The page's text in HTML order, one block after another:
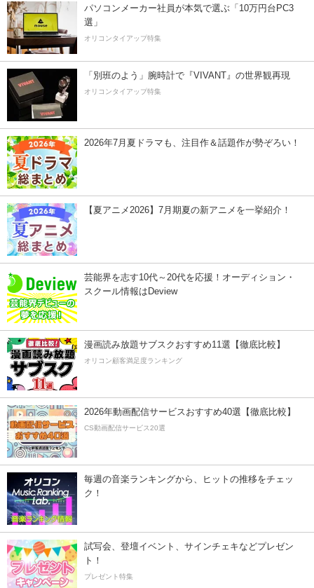
パソコンメーカー社員が本気で選ぶ「10万円台PC3
選」
オリコンタイアップ特集
「別班のよう」腕時計で『VIVANT』の世界観再現
オリコンタイアップ特集
2026年7月夏ドラマも、注目作＆話題作が勢ぞろい！
【夏アニメ2026】7月期夏の新アニメを一挙紹介！
芸能界を志す10代～20代を応援！オーディション・
スクール情報はDeview
漫画読み放題サブスクおすすめ11選【徹底比較】
オリコン顧客満足度ランキング
2026年動画配信サービスおすすめ40選【徹底比較】
CS動画配信サービス20選
毎週の音楽ランキングから、ヒットの推移をチェッ
ク！
試写会、登壇イベント、サインチェキなどプレゼン
ト！
プレゼント特集